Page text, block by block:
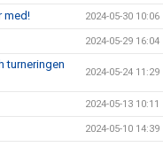
med! 2024-05-30 10:06
2024-05-29 16:04
turneringen
2024-05-24 11:29
2024-05-13 10:11
2024-05-10 14:39